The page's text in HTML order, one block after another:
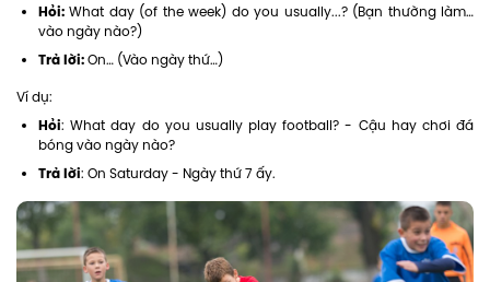
Hỏi: What day (of the week) do you usually...? (Bạn thường làm…
vào ngày nào?)
Trả lời:On… (Vào ngày thứ…)
Ví dụ:
Hỏi: What day do you usually play football? - Cậu hay chơi đá
bóng vào ngày nào?
Trả lời: On Saturday - Ngày thứ 7 ấy.